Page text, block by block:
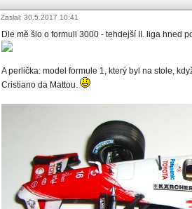
Zaslal: 30.5.2017 10:41
Dle mě šlo o formuli 3000 - tehdejší II. liga hned
A perlička: model formule 1, který byl na stole,
Cristiano da Mattou.